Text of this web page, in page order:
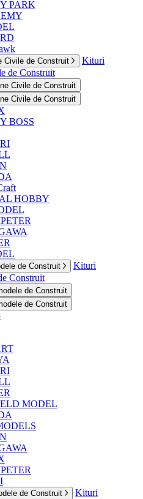
PARK
Civile de Construit
Kituri
de Construit
Civile de Construit
Civile de Construit
BOSS
HOBBY
de Construit
Kituri
Construit
de Construit
de Construit
MODEL
de Construit
Kituri